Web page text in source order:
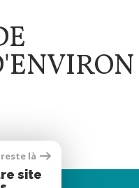
là
site